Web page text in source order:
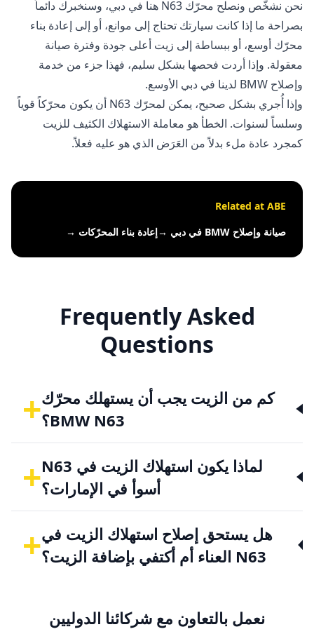
نحن نشخّص ونصلح محرّك N63 هنا في دبي، وسنخبرك دائماً
بصراحة ما إذا كانت سيارتك تحتاج إلى موانع، أو إلى إعادة بناء
محرّك أوسع، أو ببساطة إلى زيت أعلى جودة وفترة صيانة
معقولة. وإذا أردت فحصها بشكل سليم، فهذا جزء من خدمة
وإصلاح BMW لدينا في دبي
الأوسع.
وإذا أُجري بشكل صحيح، يمكن لمحرّك N63 أن يكون محرّكاً قوياً
وسلساً لسنوات. الخطأ هو معاملة الاستهلاك الكثيف للزيت
كمجرد عادة ملء بدلاً من العَرَض الذي هو عليه فعلاً.
Related at ABE
صيانة وإصلاح BMW في دبي
→إعادة بناء المحرّكات →
Frequently Asked
Questions
كم من الزيت يجب أن يستهلك محرّك
BMW N63؟ +
لماذا يكون استهلاك الزيت في N63
أسوأ في الإمارات؟+
هل يستحق إصلاح استهلاك الزيت في
N63 العناء أم أكتفي بإضافة الزيت؟
+
نعمل بالتعاون مع شركائنا الدوليين